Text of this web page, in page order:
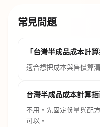
常見問題
「台灣半成品成本計
適合想把成本與售價算
台灣半成品成本計算
不用。先固定份量與配
可以。